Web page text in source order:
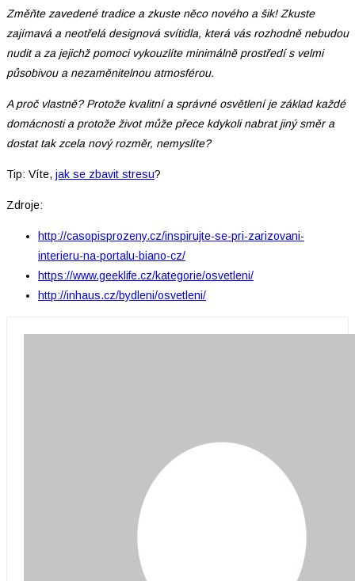
Změňte zavedené tradice a zkuste něco nového a šik! Zkuste
zajímavá a neotřelá designová svítidla, která vás rozhodně nebudou
nudit a za jejichž pomoci vykouzlíte minimálně prostředí s velmi
působivou a nezaměnitelnou atmosférou.
A proč vlastně? Protože kvalitní a správné osvětlení je základ každé
domácnosti a protože život může přece kdykoli nabrat jiný směr a
dostat tak zcela nový rozměr, nemyslíte?
Tip: Víte, jak se zbavit stresu?
Zdroje:
http://casopisprozeny.cz/inspirujte-se-pri-zarizovani-
interieru-na-portalu-biano-cz/
https://www.geeklife.cz/kategorie/osvetleni/
http://inhaus.cz/bydleni/osvetleni/